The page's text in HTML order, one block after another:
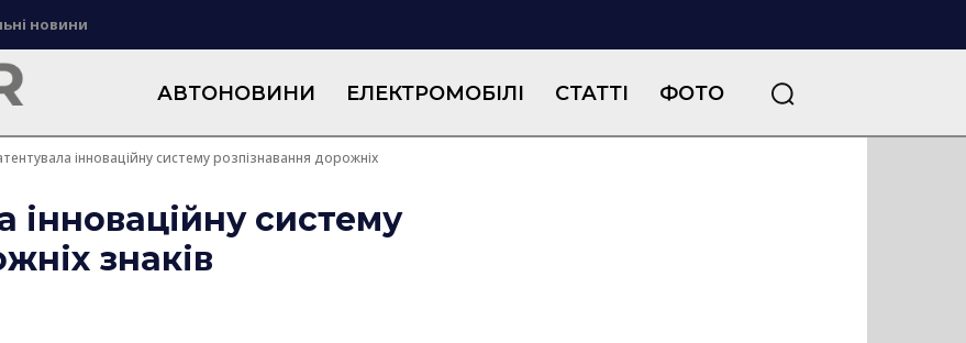
новини
АВТОНОВИНИ ЕЛЕКТРОМОБІЛІ СТАТТІ ФОТО
інноваційну систему розпізнавання дорожніх
інноваційну систему
знаків